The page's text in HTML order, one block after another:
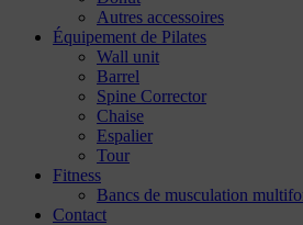
Autres accessoires
Équipement de Pilates
Wall unit
Barrel
Spine Corrector
Chaise
Espalier
Tour
Fitness
Bancs de musculation
Contact